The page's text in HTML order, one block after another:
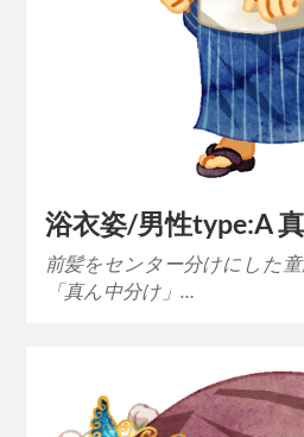
浴衣姿/男性type:A
前髪をセンター分けにした
「真ん中分け」…